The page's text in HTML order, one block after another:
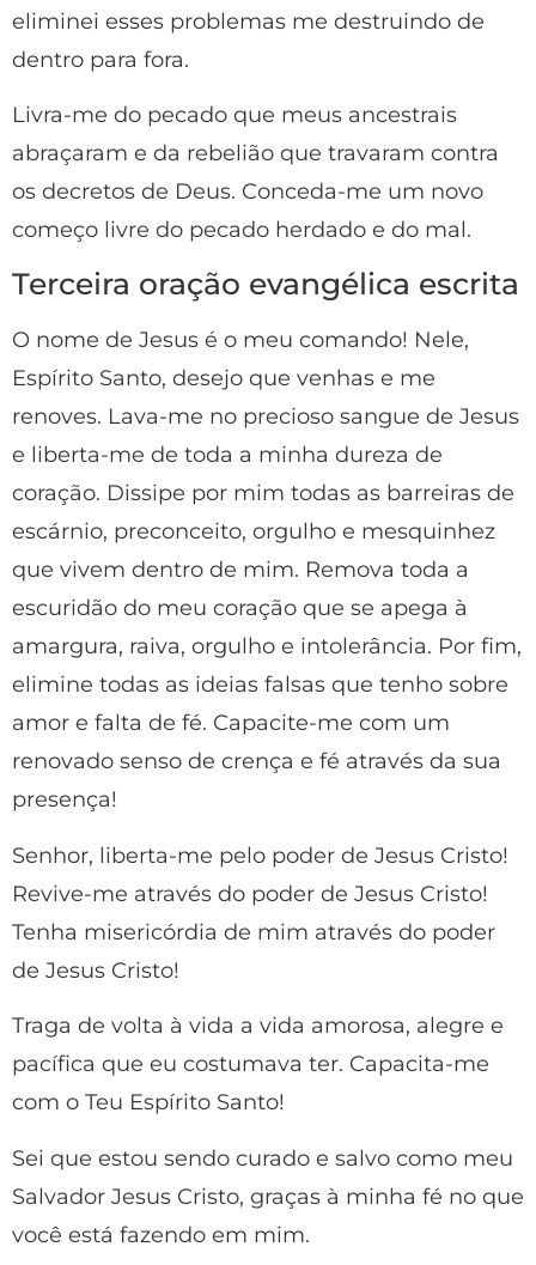
eliminei esses problemas me destruindo de
dentro para fora.
Livra-me do pecado que meus ancestrais
abraçaram e da rebelião que travaram contra
os decretos de Deus. Conceda-me um novo
começo livre do pecado herdado e do mal.
Terceira oração evangélica escrita
O nome de Jesus é o meu comando! Nele,
Espírito Santo, desejo que venhas e me
renoves. Lava-me no precioso sangue de Jesus
e liberta-me de toda a minha dureza de
coração. Dissipe por mim todas as barreiras de
escárnio, preconceito, orgulho e mesquinhez
que vivem dentro de mim. Remova toda a
escuridão do meu coração que se apega à
amargura, raiva, orgulho e intolerância. Por fim,
elimine todas as ideias falsas que tenho sobre
amor e falta de fé. Capacite-me com um
renovado senso de crença e fé através da sua
presença!
Senhor, liberta-me pelo poder de Jesus Cristo!
Revive-me através do poder de Jesus Cristo!
Tenha misericórdia de mim através do poder
de Jesus Cristo!
Traga de volta à vida a vida amorosa, alegre e
pacífica que eu costumava ter. Capacita-me
com o Teu Espírito Santo!
Sei que estou sendo curado e salvo como meu
Salvador Jesus Cristo, graças à minha fé no que
você está fazendo em mim.